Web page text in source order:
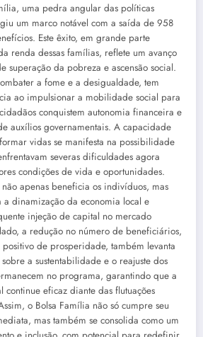
uma pedra angular das políticas
um marco notável com a saída de 958
Este êxito, em grande parte
renda dessas famílias, reflete um avanço
superação da pobreza e ascensão social.
a fome e a desigualdade, tem
ao impulsionar a mobilidade social para
conquistem autonomia financeira e
auxílios governamentais. A capacidade
vidas se manifesta na possibilidade
severas dificuldades agora
condições de vida e oportunidades.
apenas beneficia os indivíduos, mas
dinamização da economia local e
injeção de capital no mercado
a redução no número de beneficiários,
de prosperidade, também levanta
a sustentabilidade e o reajuste dos
no programa, garantindo que a
continue eficaz diante das flutuações
o Bolsa Família não só cumpre seu
mas também se consolida como um